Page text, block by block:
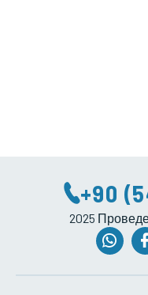
+90
2025